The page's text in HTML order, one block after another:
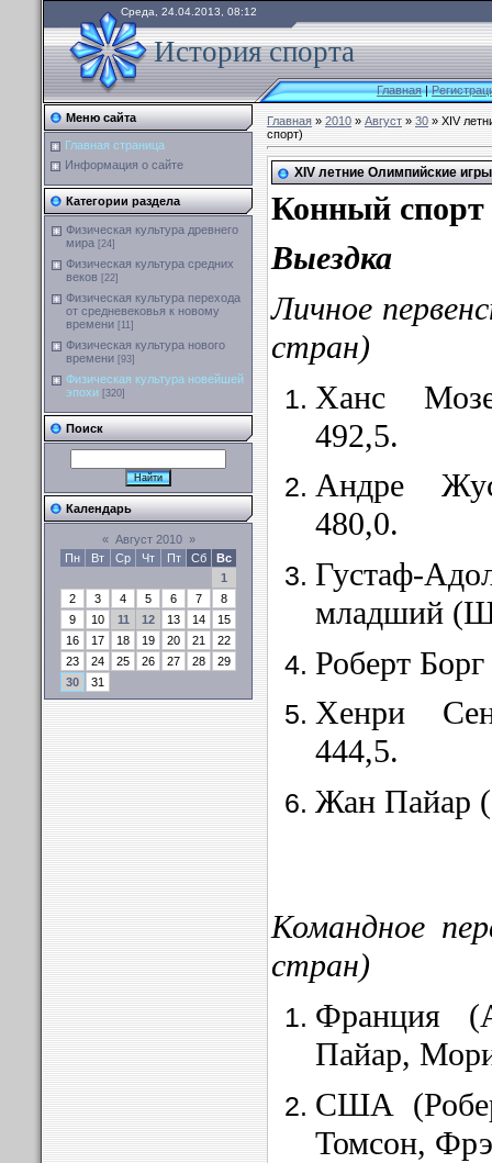
Среда, 24.04.2013, 08:12
История спорта
Главная|
Меню сайта
Главная страница
Информация о сайте
Категории раздела
Физическая культура древнего
мира [24]
Физическая культура средних
веков [22]
Физическая культура перехода
от средневековья к новому
времени [11]
Физическая культура нового
времени [93]
Физическая культура новейшей
эпохи [320]
Поиск
Календарь
« Август 2010 »
Пн
Вт Ср Чт Пт Сб
Вс
1
2
3 4 5 6 7
8
9
10 11 12 13 14
15
16
17 18 19 20 21
22
23
24 25 26 27 28
29
30
31
Главная»2010»Август»30» XIV
спорт)
XIV летние Олимпийские
Конный спорт
Выездка
Личное
стран)
Ханс
492,5.
Андре
480,0.
Густаф-
младший
Роберт
Хенри
444,5.
Жан Пайар
Командное
стран)
Франция
Пайар,
США
Том­сон,